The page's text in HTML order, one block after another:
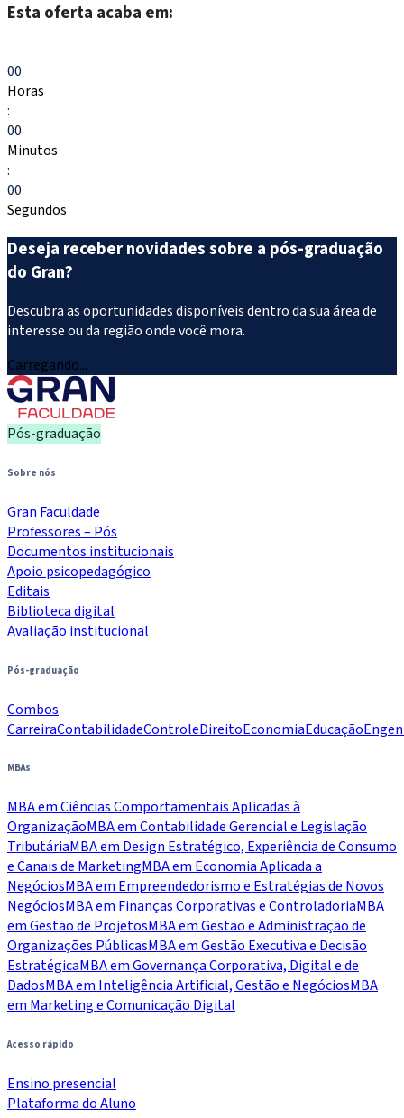
Esta oferta acaba em:
00
Horas
:
00
Minutos
:
00
Segundos
Deseja receber novidades sobre a pós-graduação
do Gran?
Descubra as oportunidades disponíveis dentro da sua área de
interesse ou da região onde você mora.
Carregando...
Pós-graduação
Sobre nós
Gran Faculdade
Professores – Pós
Documentos institucionais
Apoio psicopedagógico
Editais
Biblioteca digital
Avaliação institucional
Pós-graduação
Combos
CarreiraContabilidadeControleDireitoEconomiaEducação
MBAs
MBA em Ciências Comportamentais Aplicadas à
OrganizaçãoMBA em Contabilidade Gerencial e Legislação
TributáriaMBA em Design Estratégico, Experiência de Consumo
e Canais de MarketingMBA em Economia Aplicada a
NegóciosMBA em Empreendedorismo e Estratégias de Novos
NegóciosMBA em Finanças Corporativas e ControladoriaMBA
em Gestão de ProjetosMBA em Gestão e Administração de
Organizações PúblicasMBA em Gestão Executiva e Decisão
EstratégicaMBA em Governança Corporativa, Digital e de
DadosMBA em Inteligência Artificial, Gestão e NegóciosMBA
em Marketing e Comunicação Digital
Acesso rápido
Ensino presencial
Plataforma do Aluno